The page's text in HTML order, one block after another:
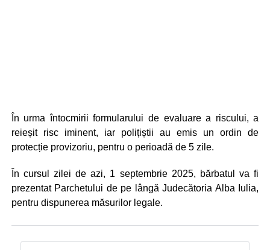
În urma întocmirii formularului de evaluare a riscului, a
reieșit risc iminent, iar polițiștii au emis un ordin de
protecție provizoriu, pentru o perioadă de 5 zile.
În cursul zilei de azi, 1 septembrie 2025, bărbatul va fi
prezentat Parchetului de pe lângă Judecătoria Alba Iulia,
pentru dispunerea măsurilor legale.